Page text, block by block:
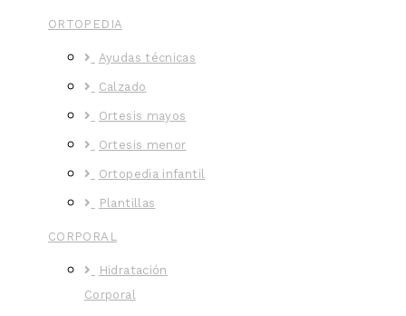
ORTOPEDIA
Ayudas técnicas
Calzado
Ortesis mayos
Ortesis menor
Ortopedia infantil
Plantillas
CORPORAL
Hidratación
Corporal